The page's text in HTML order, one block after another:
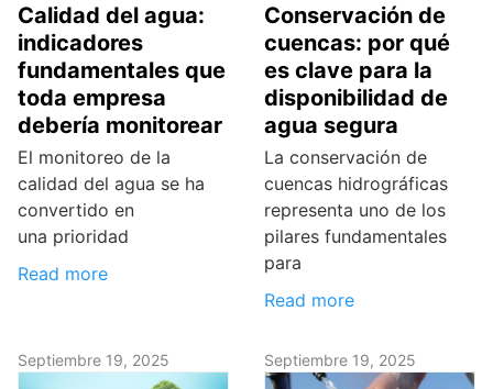
Calidad del agua:
indicadores
fundamentales que
toda empresa
debería monitorear
El monitoreo de la
calidad del agua se ha
convertido en
una prioridad
Read more
Conservación de
cuencas: por qué
es clave para la
disponibilidad de
agua segura
La conservación de
cuencas hidrográficas
representa uno de los
pilares fundamentales
para
Read more
Septiembre 19, 2025 Septiembre 19, 2025